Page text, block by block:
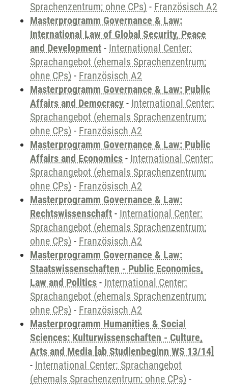
Sprachenzentrum; ohne CPs) - Französisch A2
Masterprogramm Governance & Law:
International Law of Global Security, Peace
and Development - International Center:
Sprachangebot (ehemals Sprachenzentrum;
ohne CPs) - Französisch A2
Masterprogramm Governance & Law: Public
Affairs and Democracy - International Center:
Sprachangebot (ehemals Sprachenzentrum;
ohne CPs) - Französisch A2
Masterprogramm Governance & Law: Public
Affairs and Economics - International Center:
Sprachangebot (ehemals Sprachenzentrum;
ohne CPs) - Französisch A2
Masterprogramm Governance & Law:
Rechtswissenschaft - International Center:
Sprachangebot (ehemals Sprachenzentrum;
ohne CPs) - Französisch A2
Masterprogramm Governance & Law:
Staatswissenschaften - Public Economics,
Law and Politics - International Center:
Sprachangebot (ehemals Sprachenzentrum;
ohne CPs) - Französisch A2
Masterprogramm Humanities & Social
Sciences: Kulturwissenschaften - Culture,
Arts and Media [ab Studienbeginn WS 13/14]
- International Center: Sprachangebot
(ehemals Sprachenzentrum; ohne CPs) -